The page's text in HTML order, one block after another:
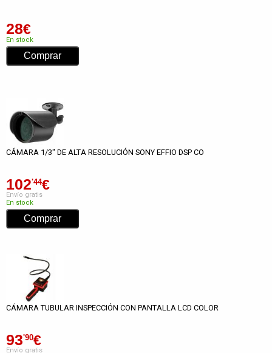
28€
En stock
CÁMARA 1/3" DE ALTA RESOLUCIÓN SONY EFFIO DSP CO
102'44€
Envío gratis
En stock
CÁMARA TUBULAR INSPECCIÓN CON PANTALLA LCD COLOR
93'90€
Envío gratis